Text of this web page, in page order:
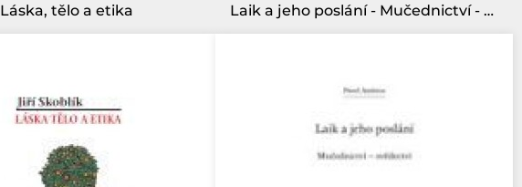
Láska, tělo a etika Laik a jeho poslání - Mučednictví - svědectví